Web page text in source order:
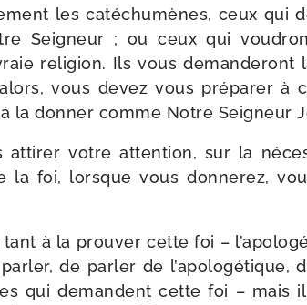
les caté­chu­mènes, ceux qui
Seigneur ; ou ceux qui
reli­gion. Ils vous
vous devez vous pré­pa­rer à
la don­ner comme Notre Seigneur
atti­rer votre atten­tion, sur la
la foi, lorsque vous don­ne­rez,
à la prou­ver cette foi –
de par­ler de l’apologétique,
qui demandent cette foi – mais